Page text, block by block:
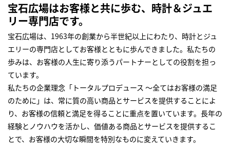
宝石広場はお客様と共に歩む、時計＆ジュエ
リー専門店です。
宝石広場は、1963年の創業から半世紀以上にわたり、時計とジュ
エリーの専門店としてお客様とともに歩んできました。私たちの
歩みは、お客様の人生に寄り添うパートナーとしての役割を担っ
ています。
私たちの企業理念「トータルプロデュース ～全てはお客様の満足
のために」は、常に質の高い商品とサービスを提供することによ
り、お客様の信頼と満足を得ることに重点を置いています。長年の
経験とノウハウを活かし、価値ある商品とサービスを提供するこ
とで、お客様の大切な瞬間を特別なものに変えていきます。